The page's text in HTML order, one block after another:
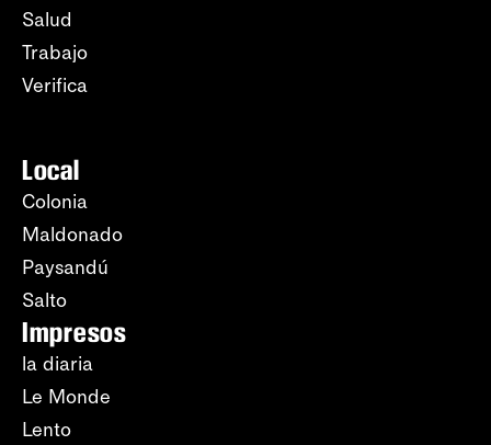
Salud
Trabajo
Verifica
Local
Colonia
Maldonado
Paysandú
Salto
Impresos
la diaria
Le Monde
Lento